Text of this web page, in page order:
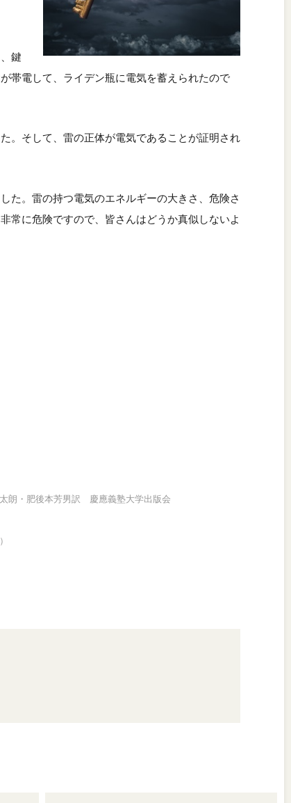
鍵
帯電して、ライデン瓶に電気を蓄えられたので
。そして、雷の正体が電気であることが証明され
た。雷の持つ電気のエネルギーの大きさ、危険さ
常に危険ですので、皆さんはどうか真似しないよ
朗・肥後本芳男訳 慶應義塾大学出版会
）